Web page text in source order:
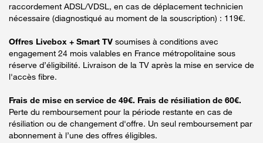
raccordement ADSL/VDSL, en cas de déplacement technicien
nécessaire (diagnostiqué au moment de la souscription) : 119€.
Offres Livebox + Smart TV soumises à conditions avec
engagement 24 mois valables en France métropolitaine sous
réserve d’éligibilité. Livraison de la TV après la mise en service de
l'accès fibre.
Frais de mise en service de 49€. Frais de résiliation de 60€.
Perte du remboursement pour la période restante en cas de
résiliation ou de changement d'offre. Un seul remboursement par
abonnement à l’une des offres éligibles.